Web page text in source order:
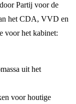
Partij voor de
het CDA, VVD en
voor het kabinet:
uit het
voor houtige